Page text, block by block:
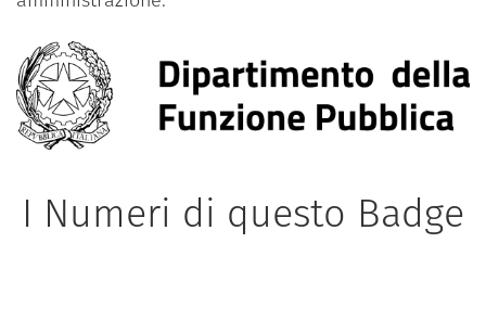
I Numeri di questo Badge